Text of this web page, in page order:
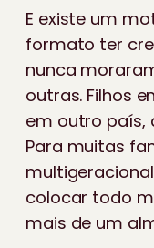
E existe um
formato ter
nunca
outras. Filhos
em outro país,
Para muitas
colocar todo
mais de um